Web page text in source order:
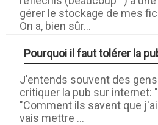
gérer le stockage de mes
On a, bien sûr...
Pourquoi il faut tolérer la
J'entends souvent des gens
critiquer la pub sur internet:
"Comment ils savent que
vais mettre ...